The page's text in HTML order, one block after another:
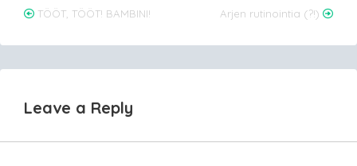
Post
navigation
TÖÖT, TÖÖT! BAMBINI! Arjen rutinointia (?!)
Leave a Reply